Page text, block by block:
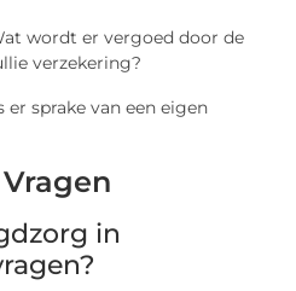
wordt er vergoed door de
verzekering?
er sprake van een eigen
in